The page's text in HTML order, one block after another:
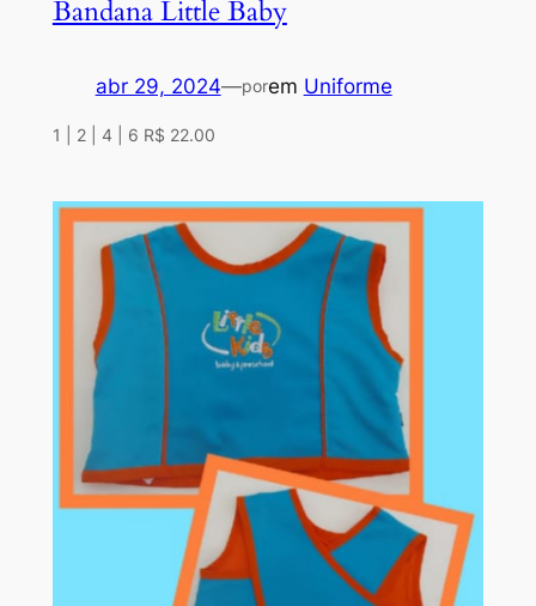
Bandana Little Baby
abr 29, 2024—porem Uniforme
1 | 2 | 4 | 6 R$ 22.00